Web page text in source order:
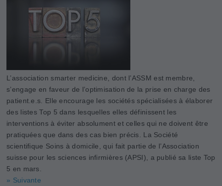
L’association smarter medicine, dont l’ASSM est membre,
s’engage en faveur de l’optimisation de la prise en charge des
patient.e.s. Elle encourage les sociétés spécialisées à élaborer
des listes Top 5 dans lesquelles elles définissent les
interventions à éviter absolument et celles qui ne doivent être
pratiquées que dans des cas bien précis. La Société
scientifique Soins à domicile, qui fait partie de l’Association
suisse pour les sciences infirmières (APSI), a publié sa liste Top
5 en mars.
» Suivante